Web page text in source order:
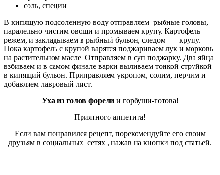
соль, специи
В кипящую подсоленную воду отправляем рыбные головы,
паралельно чистим овощи и промываем крупу. Картофель
режем, и закладываем в рыбный бульон, следом — крупу.
Пока картофель с крупой варятся поджариваем лук и морковь
на растительном масле. Отправляем в суп поджарку. Два яйца
взбиваем и в самом финале варки выливаем тонкой струйкой
в кипящий бульон. Приправляем укропом, солим, перчим и
добавляем лавровый лист.
Уха из голов форели и горбуши-готова!
Приятного аппетита!
Если вам понравился рецепт, порекомендуйте его своим
друзьям в социальных сетях , нажав на кнопки под статьей.